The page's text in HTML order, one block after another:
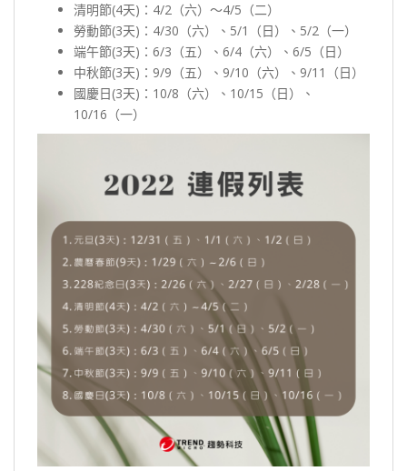
清明節(4天)：4/2（六）～4/5（二）
勞動節(3天)：4/30（六）、5/1（日）、5/2（一）
端午節(3天)：6/3（五）、6/4（六）、6/5（日）
中秋節(3天)：9/9（五）、9/10（六）、9/11（日）
國慶日(3天)：10/8（六）、10/15（日）、
10/16（一）